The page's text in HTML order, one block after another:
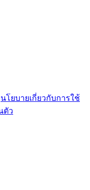
นโยบายเกี่ยวกับการใช้
ตัว